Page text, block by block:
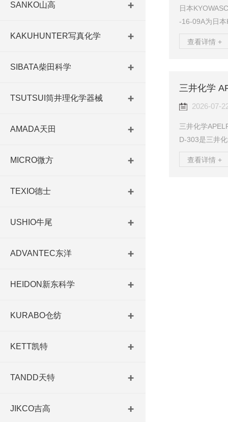
SANKO山高
KAKUHUNTER写真化学
SIBATA柴田科学
TSUTSUI筒井理化学器械
AMADA天田
MICRO微方
TEXIO德士
USHIO牛尾
ADVANTEC东洋
HEIDON新东科学
KURABO仓纺
KETT凯特
TANDD天特
JIKCO吉高
日本
-16-09A为日本
矩，广泛配套
制优异，传动
查看详情 +
2026-07-
三井化学
D-303是三井
药包装领域得
查看详情 +